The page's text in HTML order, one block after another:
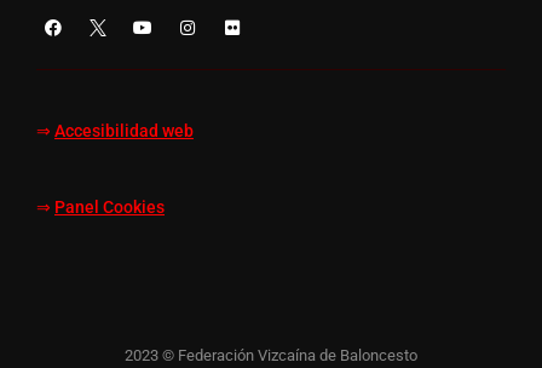
⇒ Accesibilidad web
⇒ Panel Cookies
2023 © Federación Vizcaína de Baloncesto